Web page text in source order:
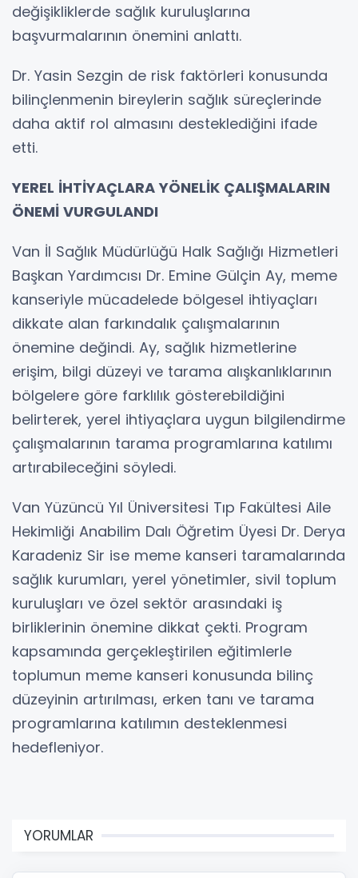
değişikliklerde sağlık kuruluşlarına
başvurmalarının önemini anlattı.
Dr. Yasin Sezgin de risk faktörleri konusunda
bilinçlenmenin bireylerin sağlık süreçlerinde
daha aktif rol almasını desteklediğini ifade
etti.
YEREL İHTİYAÇLARA YÖNELİK ÇALIŞMALARIN
ÖNEMİ VURGULANDI
Van İl Sağlık Müdürlüğü Halk Sağlığı Hizmetleri
Başkan Yardımcısı Dr. Emine Gülçin Ay, meme
kanseriyle mücadelede bölgesel ihtiyaçları
dikkate alan farkındalık çalışmalarının
önemine değindi. Ay, sağlık hizmetlerine
erişim, bilgi düzeyi ve tarama alışkanlıklarının
bölgelere göre farklılık gösterebildiğini
belirterek, yerel ihtiyaçlara uygun bilgilendirme
çalışmalarının tarama programlarına katılımı
artırabileceğini söyledi.
Van Yüzüncü Yıl Üniversitesi Tıp Fakültesi Aile
Hekimliği Anabilim Dalı Öğretim Üyesi Dr. Derya
Karadeniz Sir ise meme kanseri taramalarında
sağlık kurumları, yerel yönetimler, sivil toplum
kuruluşları ve özel sektör arasındaki iş
birliklerinin önemine dikkat çekti. Program
kapsamında gerçekleştirilen eğitimlerle
toplumun meme kanseri konusunda bilinç
düzeyinin artırılması, erken tanı ve tarama
programlarına katılımın desteklenmesi
hedefleniyor.
YORUMLAR